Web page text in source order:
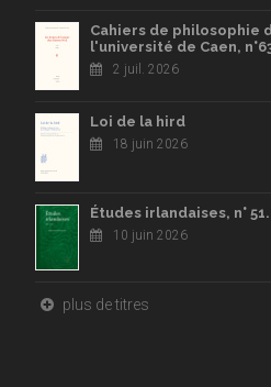
Cahiers de philosophie
l'université de Caen,
2 juil. 2026
Loi de la hird
18 juin 2026
Études irlandaises, n°
10 juin 2026
plus de titres